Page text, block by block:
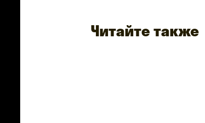
Читайте также